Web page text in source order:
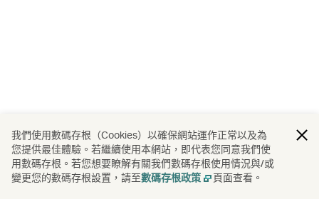
我們使用數碼存根（Cookies）以確保網站運作正常以及為
您提供最佳體驗。若繼續使用本網站，即代表您同意我們使
用數碼存根。若您想要瞭解有關我們數碼存根使用情況與/或
變更您的數碼存根設置，請至數碼存根政策 頁面查看。